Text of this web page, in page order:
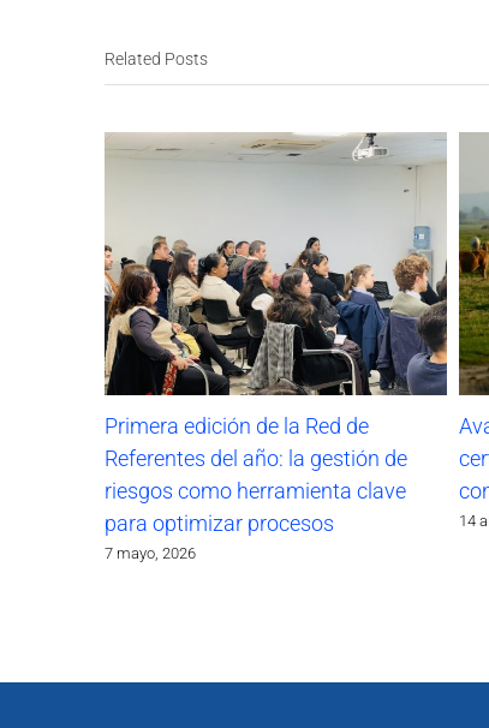
Related Posts
Primera edición de la Red de
Referentes del año: la gestión de
riesgos como herramienta clave
para optimizar procesos
7 mayo, 2026
14